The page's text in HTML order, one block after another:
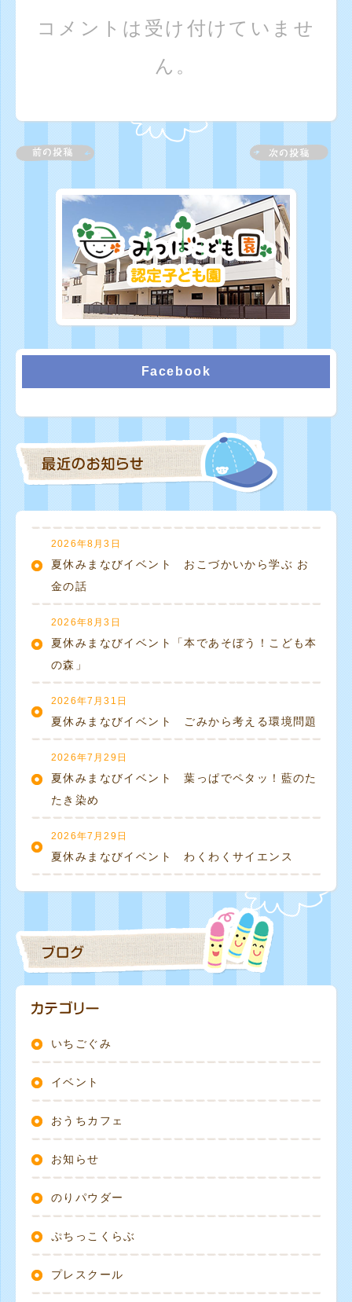
コメントは受け付けていませ
ん。
Facebook
2026年8月3日
夏休みまなびイベント おこづかいから学ぶ お
金の話
2026年8月3日
夏休みまなびイベント「本であそぼう！こども本
の森」
2026年7月31日
夏休みまなびイベント ごみから考える環境問題
2026年7月29日
夏休みまなびイベント 葉っぱでペタッ！藍のた
たき染め
2026年7月29日
夏休みまなびイベント わくわくサイエンス
いちごぐみ
イベント
おうちカフェ
お知らせ
のりパウダー
ぷちっこくらぶ
プレスクール